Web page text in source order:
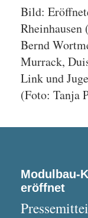
Bild:
Bernd
Murrack,
Link und
(Foto: Tanja
Modulbau-
eröffnet